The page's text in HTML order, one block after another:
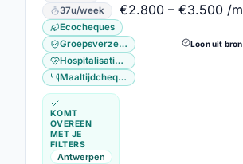
37u/week
Ecocheques
Groepsverzekering
Hospitalisatieverzekering
Maaltijdcheques
KOMT
OVEREEN
MET JE
FILTERS
Antwerpen
€2.800 – €3.500 /m
Loon uit bron